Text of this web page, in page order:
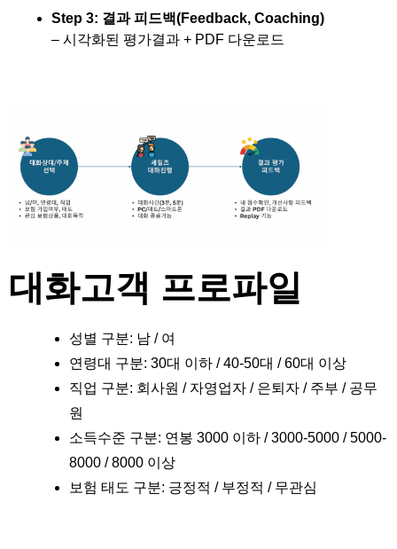
Step 3: 결과 피드백(Feedback, Coaching)
– 시각화된 평가결과 + PDF 다운로드
대화고객 프로파일
성별 구분: 남 / 여
연령대 구분: 30대 이하 / 40-50대 / 60대 이상
직업 구분: 회사원 / 자영업자 / 은퇴자 / 주부 / 공무
원
소득수준 구분: 연봉 3000 이하 / 3000-5000 / 5000-
8000 / 8000 이상
보험 태도 구분: 긍정적 / 부정적 / 무관심